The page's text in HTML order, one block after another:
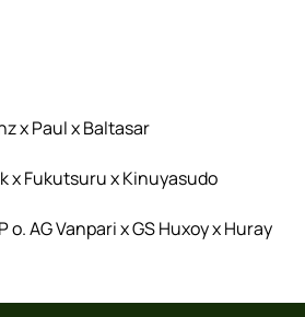
x Paul x Baltasar
x Fukutsuru x Kinuyasudo
o. AG Vanpari x GS Huxoy x Huray